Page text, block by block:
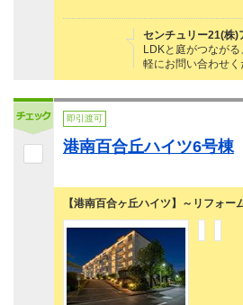
センチュリー21(株)
LDKと庭がつなが
軽にお問い合わせく
即引渡可
港南百合丘ハイツ6号棟
【港南百合ヶ丘ハイツ】～リフォ